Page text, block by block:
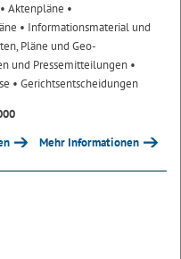
• Aktenpläne •
• Informationsmaterial und
Pläne und Geo-
und Pressemitteilungen •
• Gerichtsentscheidungen
Mehr Informationen